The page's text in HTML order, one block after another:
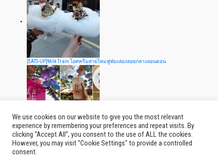
[EATS-UP]Milk Train ไอศครีมสายไหมฟูฟ่องล่องลอยกลางลอนดอน
รีวิวร้าน Tree&Tide Riverside Café คาเฟ่ในสวนร่ม @จ.นครปฐม
We use cookies on our website to give you the most relevant
experience by remembering your preferences and repeat visits. By
clicking “Accept All”, you consent to the use of ALL the cookies.
However, you may visit "Cookie Settings" to provide a controlled
consent.